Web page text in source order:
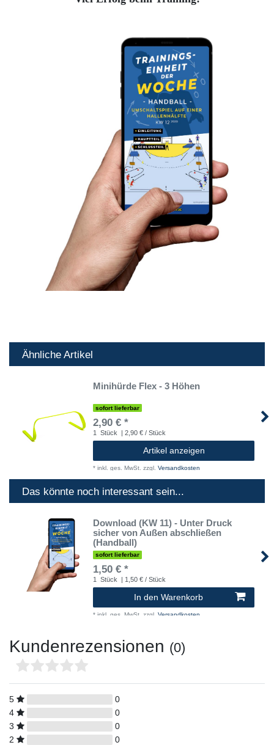
Ähnliche Artikel
Minihürde Flex - 3 Höhen
sofort lieferbar
2,90 € *
1 Stück | 2,90 € / Stück
Artikel anzeigen
* inkl. ges. MwSt. zzgl. Versandkosten
Das könnte noch interessant sein...
Download (KW 11) - Unter Druck
sicher von Außen abschließen
(Handball)
sofort lieferbar
1,50 € *
1 Stück | 1,50 € / Stück
In den Warenkorb
* inkl. ges. MwSt. zzgl. Versandkosten
Kundenrezensionen (0)
5
0
4
0
3
0
2
0